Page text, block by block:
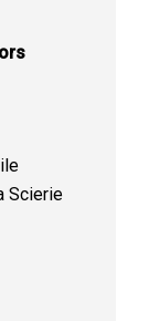
Scierie